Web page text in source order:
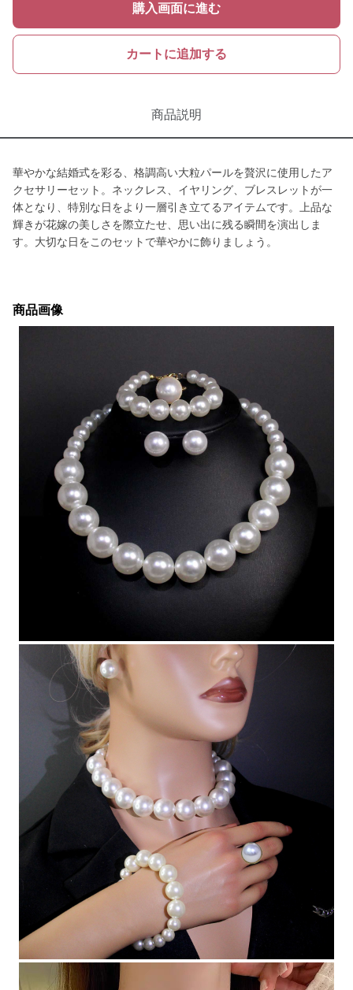
購入画面に進む
カートに追加する
商品説明
華やかな結婚式を彩る、格調高い大粒パールを贅沢に使用したア
クセサリーセット。ネックレス、イヤリング、ブレスレットが一
体となり、特別な日をより一層引き立てるアイテムです。上品な
輝きが花嫁の美しさを際立たせ、思い出に残る瞬間を演出しま
す。大切な日をこのセットで華やかに飾りましょう。
商品画像